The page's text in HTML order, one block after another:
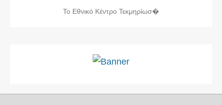
Το Εθνικό Κέντρο Τεκμηρίωσ�